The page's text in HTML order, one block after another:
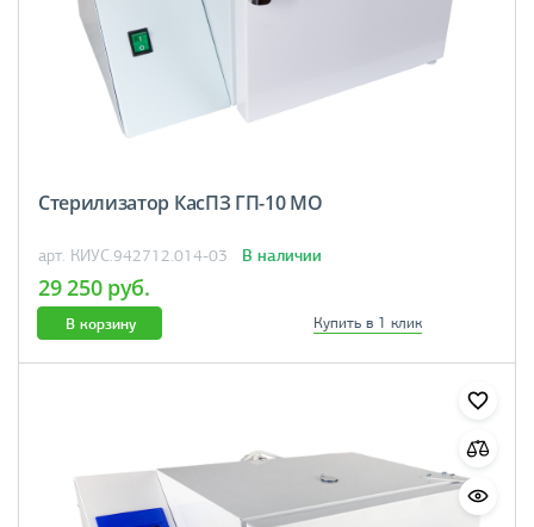
Стерилизатор КасПЗ ГП-10 МО
арт. КИУС.942712.014-03 В наличии
29 250 руб.
В корзину Купить в 1 клик